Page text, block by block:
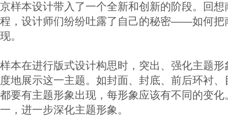
京样本设计带入了一个全新和创新的阶段。回
程，设计师们纷纷吐露了自己的秘密——如何把
现。
样本在进行版式设计构思时，突出、强化主题
度地展示这一主题。如封面、封底、前后环衬
都要有主题形象出现，每形象应该有不同的变
一，进一步深化主题形象。